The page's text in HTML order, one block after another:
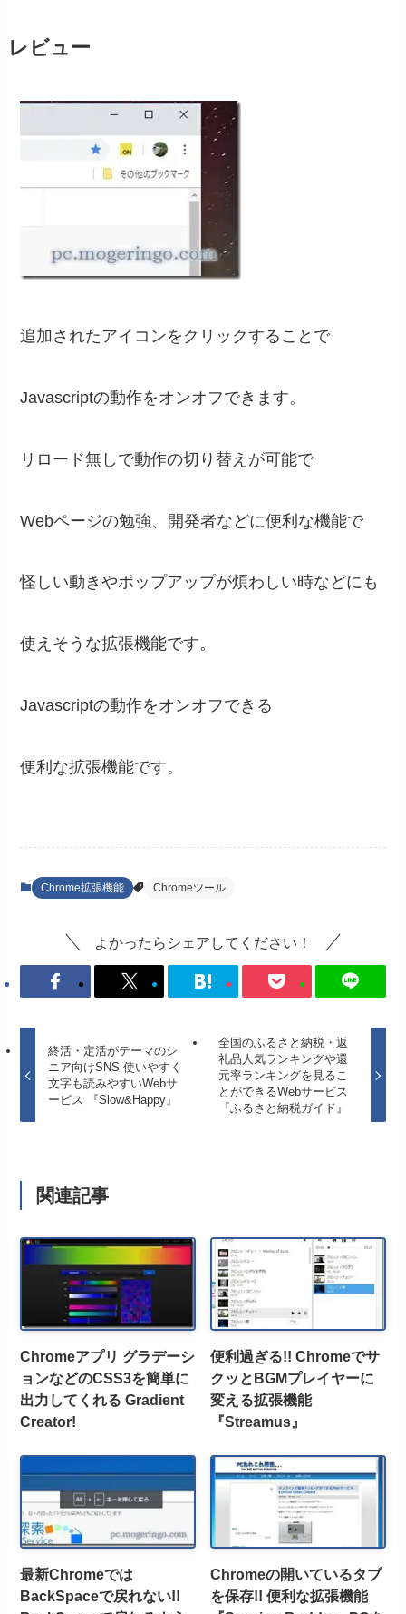
レビュー
追加されたアイコンをクリックすることで
Javascriptの動作をオンオフできます。
リロード無しで動作の切り替えが可能で
Webページの勉強、開発者などに便利な機能で
怪しい動きやポップアップが煩わしい時などにも
使えそうな拡張機能です。
Javascriptの動作をオンオフできる
便利な拡張機能です。
Chrome拡張機能 Chromeツール
よかったらシェアしてください！
終活・定活がテーマのシ
ニア向けSNS 使いやすく
文字も読みやすいWebサ
ービス 『Slow&Happy』
全国のふるさと納税・返
礼品人気ランキングや還
元率ランキングを見るこ
とができるWebサービス
『ふるさと納税ガイド』
関連記事
Chromeアプリ グラデーシ
ョンなどのCSS3を簡単に
出力してくれる Gradient
Creator!
便利過ぎる!! Chromeでサ
クッとBGMプレイヤーに
変える拡張機能
『Streamus』
最新Chromeでは
BackSpaceで戻れない!!
Chromeの開いているタブ
を保存!! 便利な拡張機能